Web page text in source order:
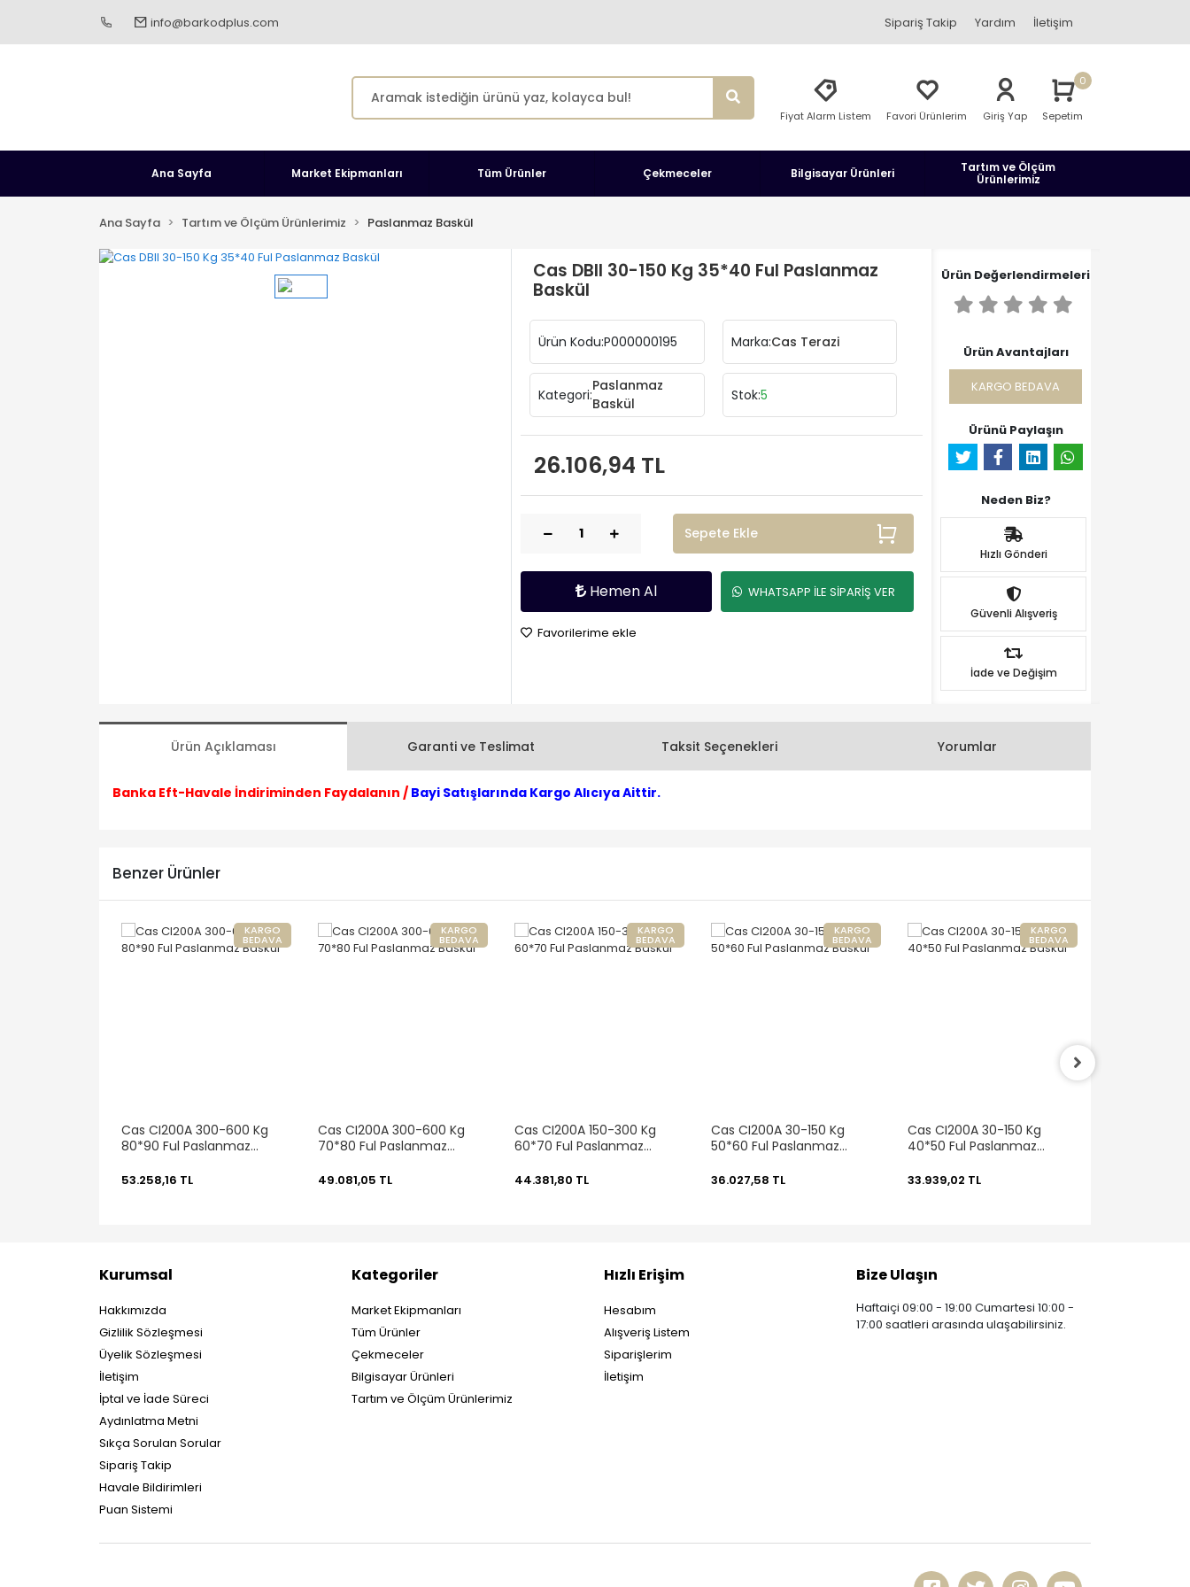
info@barkodplus.com Sipariş Takip Yardım İletişim
Fiyat Alarm Listem Favori Ürünlerim Giriş Yap Sepetim
0
Ana Sayfa Market Ekipmanları Tüm Ürünler Çekmeceler Bilgisayar Ürünleri
Tartım ve Ölçüm
Ürünlerimiz
Ana Sayfa Tartım ve Ölçüm Ürünlerimiz Paslanmaz Baskül
Cas DBII 30-150 Kg 35*40 Ful Paslanmaz
Baskül
Ürün Kodu:P000000195 Marka:Cas Terazi
Kategori:
Paslanmaz
Baskül
Stok:5
26.106,94 TL
Sepete Ekle
Hemen Al WHATSAPP İLE SİPARİŞ VER
Favorilerime ekle
Ürün Değerlendirmeleri
Ürün Avantajları
KARGO BEDAVA
Ürünü Paylaşın
Neden Biz?
Hızlı Gönderi
Güvenli Alışveriş
İade ve Değişim
Ürün Açıklaması Garanti ve Teslimat Taksit Seçenekleri Yorumlar
Banka Eft-Havale İndiriminden Faydalanın / Bayi Satışlarında Kargo Alıcıya Aittir.
Benzer Ürünler
KARGO
BEDAVA
Cas CI200A 300-600 Kg
80*90 Ful Paslanmaz
53.258,16 TL
KARGO
BEDAVA
Cas CI200A 300-600 Kg
70*80 Ful Paslanmaz
49.081,05 TL
KARGO
BEDAVA
Cas CI200A 150-300 Kg
60*70 Ful Paslanmaz
44.381,80 TL
KARGO
BEDAVA
Cas CI200A 30-150 Kg
50*60 Ful Paslanmaz
36.027,58 TL
KARGO
BEDAVA
Cas CI200A 30-150 Kg
40*50 Ful Paslanmaz
33.939,02 TL
Kurumsal
Hakkımızda
Gizlilik Sözleşmesi
Üyelik Sözleşmesi
İletişim
İptal ve İade Süreci
Aydınlatma Metni
Sıkça Sorulan Sorular
Sipariş Takip
Havale Bildirimleri
Puan Sistemi
Kategoriler
Market Ekipmanları
Tüm Ürünler
Çekmeceler
Bilgisayar Ürünleri
Tartım ve Ölçüm Ürünlerimiz
Hızlı Erişim
Hesabım
Alışveriş Listem
Siparişlerim
İletişim
Bize Ulaşın
Haftaiçi 09:00 - 19:00 Cumartesi 10:00 -
17:00 saatleri arasında ulaşabilirsiniz.